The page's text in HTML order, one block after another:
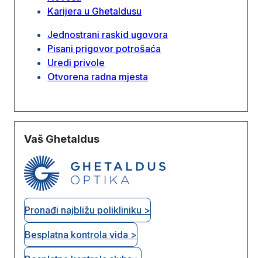
Karijera u Ghetaldusu
Jednostrani raskid ugovora
Pisani prigovor potrošaća
Uredi privole
Otvorena radna mjesta
Vaš Ghetaldus
Pronađi najbližu polikliniku >
Besplatna kontrola vida >